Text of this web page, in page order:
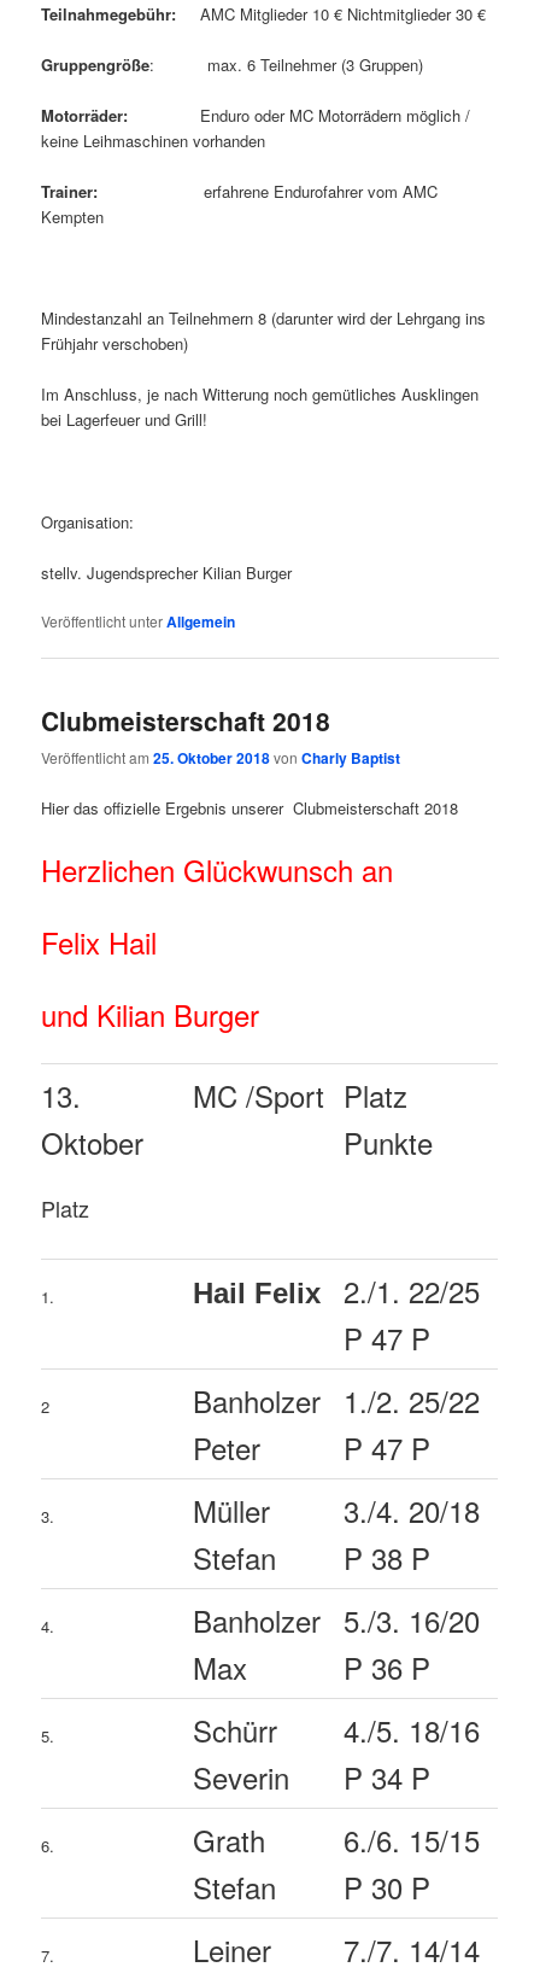
Teilnahmegebühr: AMC Mitglieder 10 € Nichtmitglieder 30 €
Gruppengröße: max. 6 Teilnehmer (3 Gruppen)
Motorräder: Enduro oder MC Motorrädern möglich /
keine Leihmaschinen vorhanden
Trainer: erfahrene Endurofahrer vom AMC
Kempten
Mindestanzahl an Teilnehmern 8 (darunter wird der Lehrgang ins
Frühjahr verschoben)
Im Anschluss, je nach Witterung noch gemütliches Ausklingen
bei Lagerfeuer und Grill!
Organisation:
stellv. Jugendsprecher Kilian Burger
Veröffentlicht unterAllgemein
Clubmeisterschaft 2018
Veröffentlicht am25. Oktober 2018vonCharly Baptist
Hier das offizielle Ergebnis unserer Clubmeisterschaft 2018
Herzlichen Glückwunsch an
Felix Hail
und Kilian Burger
13.
Oktober
Platz
MC /Sport Platz
Punkte
1. Hail Felix
2./1. 22/25
P 47 P
2
Banholzer
Peter
1./2. 25/22
P 47 P
3.
Müller
Stefan
3./4. 20/18
P 38 P
4.
Banholzer
Max
5./3. 16/20
P 36 P
5.
Schürr
Severin
4./5. 18/16
P 34 P
6.
Grath
Stefan
6./6. 15/15
P 30 P
7.
Leiner
7./7. 14/14